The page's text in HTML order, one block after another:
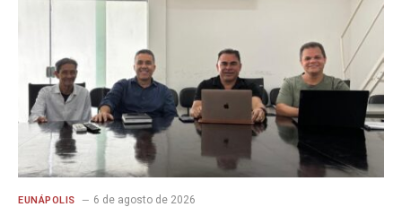
EUNÁPOLIS 6 de agosto de 2026